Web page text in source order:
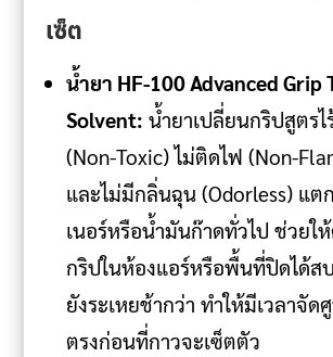
เซ็ต
น้ำยา HF-100 Advanced Grip
Solvent: น้ำยาเปลี่ยนกริปสูตร
(Non-Toxic) ไม่ติดไฟ (Non-
และไม่มีกลิ่นฉุน (Odorless) แต
เนอร์หรือน้ำมันก๊าดทั่วไป ช่วยใ
กริปในห้องแอร์หรือพื้นที่ปิดได้ส
ยังระเหยช้ากว่า ทำให้มีเวลาจัด
ตรงก่อนที่กาวจะเซ็ตตัว